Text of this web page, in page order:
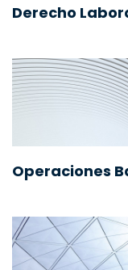
Derecho
Operaciones